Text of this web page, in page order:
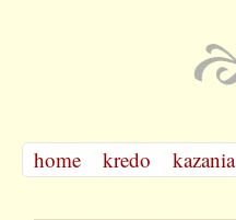
home kredo kazania